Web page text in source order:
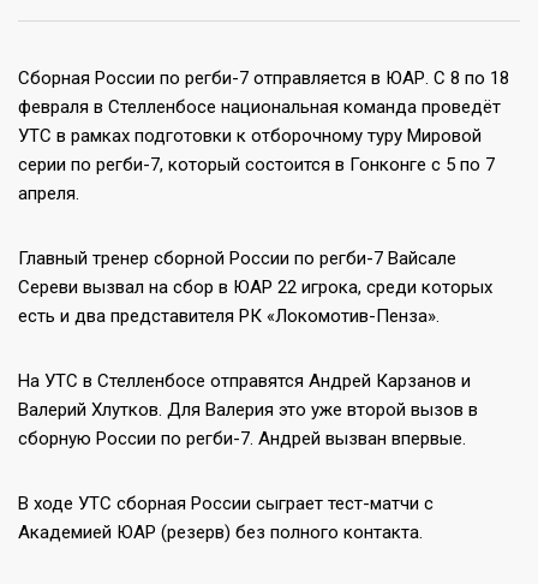
Сборная России по регби-7 отправляется в ЮАР. С 8 по 18
февраля в Стелленбосе национальная команда проведёт
УТС в рамках подготовки к отборочному туру Мировой
серии по регби-7, который состоится в Гонконге с 5 по 7
апреля.
Главный тренер сборной России по регби-7 Вайсале
Сереви вызвал на сбор в ЮАР 22 игрока, среди которых
есть и два представителя РК «Локомотив-Пенза».
На УТС в Стелленбосе отправятся Андрей Карзанов и
Валерий Хлутков. Для Валерия это уже второй вызов в
сборную России по регби-7. Андрей вызван впервые.
В ходе УТС сборная России сыграет тест-матчи с
Академией ЮАР (резерв) без полного контакта.